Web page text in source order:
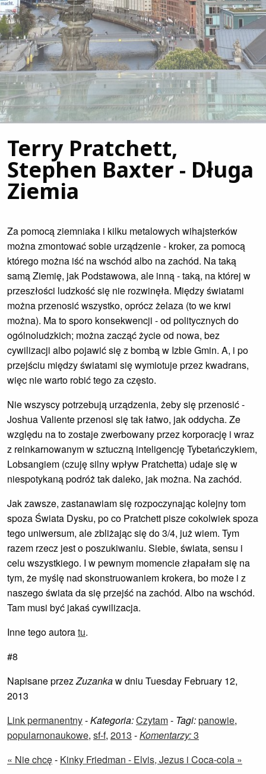
Terry Pratchett,
Stephen Baxter - Długa
Ziemia
Za pomocą ziemniaka i kilku metalowych wihajsterków
można zmontować sobie urządzenie - kroker, za pomocą
którego można iść na wschód albo na zachód. Na taką
samą Ziemię, jak Podstawowa, ale inną - taką, na której w
przeszłości ludzkość się nie rozwinęła. Między światami
można przenosić wszystko, oprócz żelaza (to we krwi
można). Ma to sporo konsekwencji - od politycznych do
ogólnoludzkich; można zacząć życie od nowa, bez
cywilizacji albo pojawić się z bombą w Izbie Gmin. A, i po
przejściu między światami się wymiotuje przez kwadrans,
więc nie warto robić tego za często.
Nie wszyscy potrzebują urządzenia, żeby się przenosić -
Joshua Valiente przenosi się tak łatwo, jak oddycha. Ze
względu na to zostaje zwerbowany przez korporację i wraz
z reinkarnowanym w sztuczną inteligencję Tybetańczykiem,
Lobsangiem (czuję silny wpływ Pratchetta) udaje się w
niespotykaną podróż tak daleko, jak można. Na zachód.
Jak zawsze, zastanawiam się rozpoczynając kolejny tom
spoza Świata Dysku, po co Pratchett pisze cokolwiek spoza
tego uniwersum, ale zbliżając się do 3/4, już wiem. Tym
razem rzecz jest o poszukiwaniu. Siebie, świata, sensu i
celu wszystkiego. I w pewnym momencie złapałam się na
tym, że myślę nad skonstruowaniem krokera, bo może i z
naszego świata da się przejść na zachód. Albo na wschód.
Tam musi być jakaś cywilizacja.
Inne tego autoratu.
#8
Napisane przezZuzankaw dniu Tuesday February 12,
2013
Link permanentny-Kategoria:Czytam- Tagi:panowie,
popularnonaukowe, sf-f, 2013 -Komentarzy:3
« Nie chcę- Kinky Friedman - Elvis, Jezus i Coca-cola »